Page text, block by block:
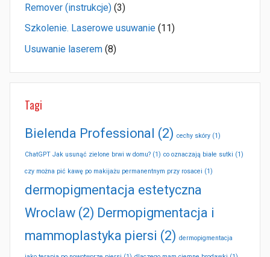
Remover (instrukcje) (3)
Szkolenie. Laserowe usuwanie (11)
Usuwanie laserem (8)
Tagi
Bielenda Professional (2) cechy skóry (1)
ChatGPT Jak usunąć zielone brwi w domu? (1) co oznaczają białe sutki (1)
czy można pić kawę po makijażu permanentnym przy rosacei (1)
dermopigmentacja estetyczna
Wroclaw (2) Dermopigmentacja i
mammoplastyka piersi (2) dermopigmentacja